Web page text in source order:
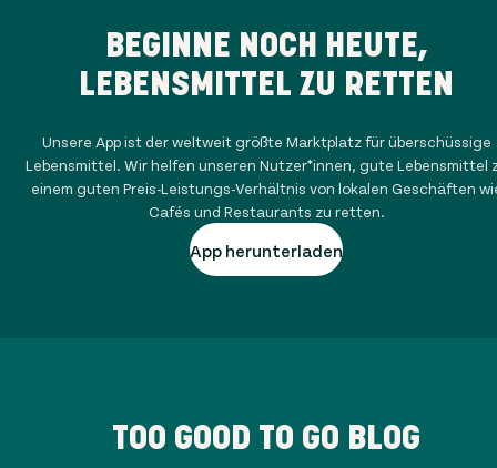
BEGINNE NOCH HEUTE,
LEBENSMITTEL ZU RETTEN
Unsere App ist der weltweit größte Marktplatz für überschüssige
Lebensmittel. Wir helfen unseren Nutzer*innen, gute Lebensmittel
einem guten Preis-Leistungs-Verhältnis von lokalen Geschäften
Cafés und Restaurants zu retten.
App herunterladen
TOO GOOD TO GO BLOG